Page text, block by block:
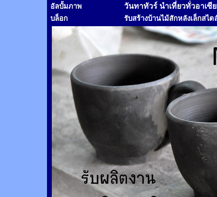
อัลบั้มภาพ วันทาทัวร์ นำเที่ยวทั่วอาเซี
บล็อก รับสร้างบ้านไม้สักหลังเล็กสไต